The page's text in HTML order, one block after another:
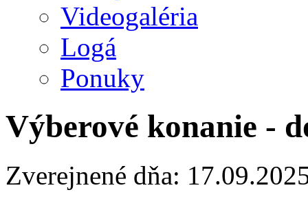
Videogaléria
Logá
Ponuky
Výberové konanie -
Zverejnené dňa: